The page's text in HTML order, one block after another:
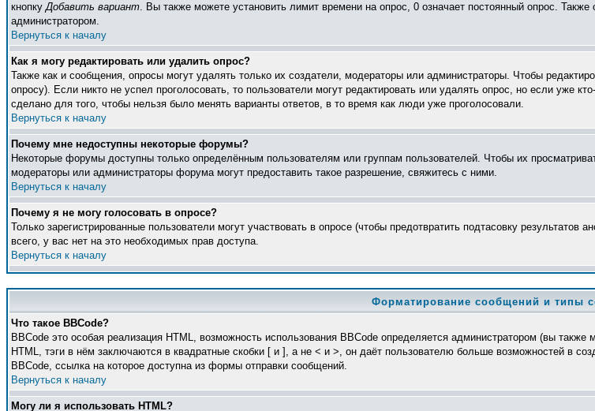
кнопкуДобавить вариант. Вы также можете установить лимит времени на опрос, 0 означает постоянный опрос. Также
администратором.
Вернуться к началу
Как я могу редактировать или удалить опрос?
Также как и сообщения, опросы могут удалять только их создатели, модераторы или администраторы. Чтобы
опросу). Если никто не успел проголосовать, то пользователи могут редактировать или удалять опрос, но если уже
сделано для того, чтобы нельзя было менять варианты ответов, в то время как люди уже проголосовали.
Вернуться к началу
Почему мне недоступны некоторые форумы?
Некоторые форумы доступны только определённым пользователям или группам пользователей. Чтобы их
модераторы или администраторы форума могут предоставить такое разрешение, свяжитесь с ними.
Вернуться к началу
Почему я не могу голосовать в опросе?
Только зарегистрированные пользователи могут участвовать в опросе (чтобы предотвратить подтасовку
всего, у вас нет на это необходимых прав доступа.
Вернуться к началу
Форматирование сообщений и типы
Что такое BBCode?
BBCode это особая реализация HTML, возможность использования BBCode определяется администратором (вы
HTML, тэги в нём заключаются в квадратные скобки [ и ], а не < и >, он даёт пользователю больше возможностей в
BBCode, ссылка на которое доступна из формы отправки сообщений.
Вернуться к началу
Могу ли я использовать HTML?